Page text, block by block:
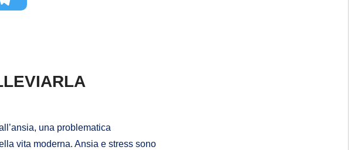
una problematica
vita moderna. Ansia e stress sono